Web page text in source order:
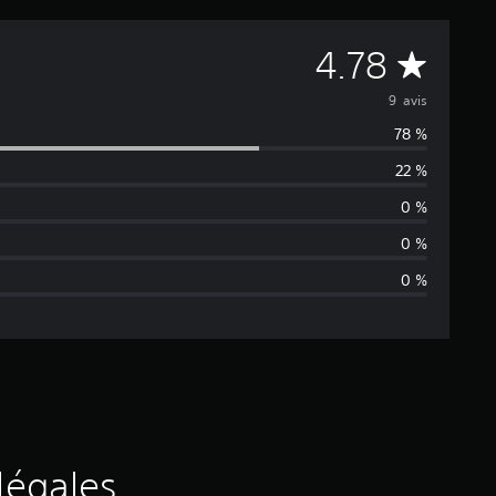
4.78 M
o
y
e
n
n
e
9 avis
78 %
22 %
0 %
0 %
0 %